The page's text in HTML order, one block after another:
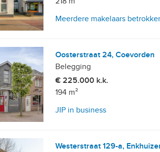
Meerdere makelaars
Oosterstraat 24, Coevorden
Belegging
€ 225.000 k.k.
194 m²
JIP in business
Westerstraat 129-a,